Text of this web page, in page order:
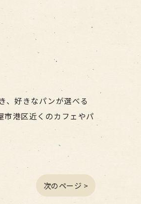
、好きなパンが選べる
市港区近くのカフェやパ
次のページ >